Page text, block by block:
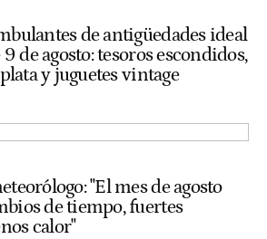
de antigüedades ideal
de agosto: tesoros escondidos,
y juguetes vintage
"El mes de agosto
de tiempo, fuertes
calor"